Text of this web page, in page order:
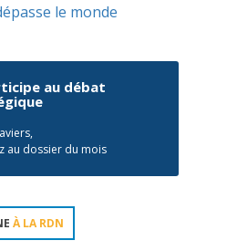
le monde
au débat
au dossier du mois
À LA RDN